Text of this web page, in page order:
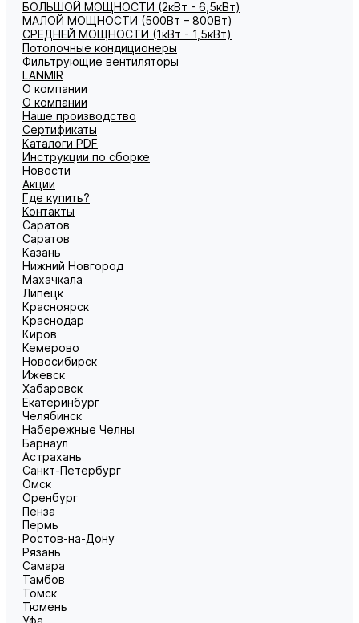
БОЛЬШОЙ МОЩНОСТИ (2кВт - 6,5кВт)
МАЛОЙ МОЩНОСТИ (500Вт – 800Вт)
СРЕДНЕЙ МОЩНОСТИ (1кВт - 1,5кВт)
Потолочные кондиционеры
Фильтрующие вентиляторы
LANMIR
О компании
О компании
Наше производство
Сертификаты
Каталоги PDF
Инструкции по сборке
Новости
Акции
Где купить?
Контакты
Саратов
Саратов
Казань
Нижний Новгород
Махачкала
Липецк
Красноярск
Краснодар
Киров
Кемерово
Новосибирск
Ижевск
Хабаровск
Екатеринбург
Челябинск
Набережные Челны
Барнаул
Астрахань
Санкт-Петербург
Омск
Оренбург
Пенза
Пермь
Ростов-на-Дону
Рязань
Самара
Тамбов
Томск
Тюмень
Уфа